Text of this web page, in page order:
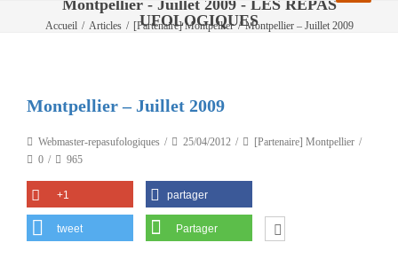
Montpellier - Juillet 2009 - LES REPAS
UFOLOGIQUES
Accueil / Articles / [Partenaire] Montpellier / Montpellier – Juillet 2009
Montpellier – Juillet 2009
Webmaster-repasufologiques 25/04/2012
[Partenaire] Montpellier
0
965
+1 partager
tweet Partager